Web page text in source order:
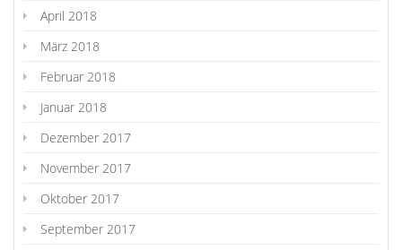
April 2018
März 2018
Februar 2018
Januar 2018
Dezember 2017
November 2017
Oktober 2017
September 2017